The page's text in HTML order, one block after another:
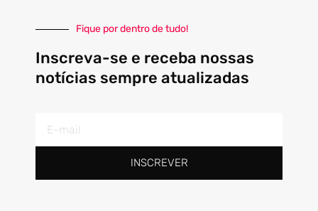
Fique por dentro de tudo!
Inscreva-se e receba nossas
notícias sempre atualizadas
mail
INSCREVER